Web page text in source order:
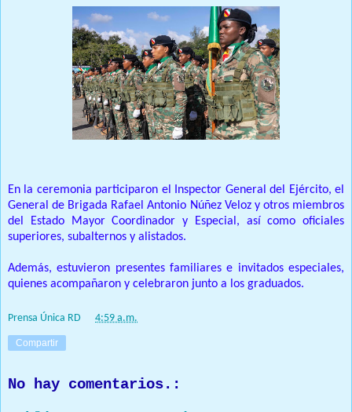
En la ceremonia participaron el Inspector General del Ejército, el
General de Brigada Rafael Antonio Núñez Veloz y otros miembros
del Estado Mayor Coordinador y Especial, así como oficiales
superiores, subalternos y alistados.
Además, estuvieron presentes familiares e invitados especiales,
quienes acompañaron y celebraron junto a los graduados.
Prensa Única RD 4:59 a.m.
Compartir
No hay comentarios.: